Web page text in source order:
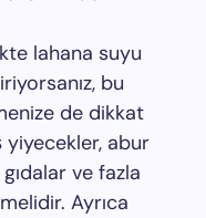
lahana suyu
bu
de dikkat
yiyecekler, abur
ve fazla
Ayrıca